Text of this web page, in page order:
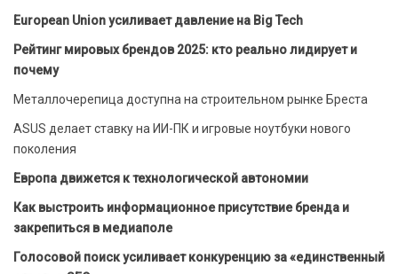
European Union усиливает давление на Big Tech
Рейтинг мировых брендов 2025: кто реально лидирует и
почему
Металлочерепица доступна на строительном рынке Бреста
ASUS делает ставку на ИИ-ПК и игровые ноутбуки нового
поколения
Европа движется к технологической автономии
Как выстроить информационное присутствие бренда и
закрепиться в медиаполе
Голосовой поиск усиливает конкуренцию за «единственный